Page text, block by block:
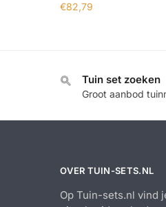
€82,79
Tuin set zoeken
Groot aanbod
OVER TUIN-SETS.NL
Op Tuin-sets.nl vind